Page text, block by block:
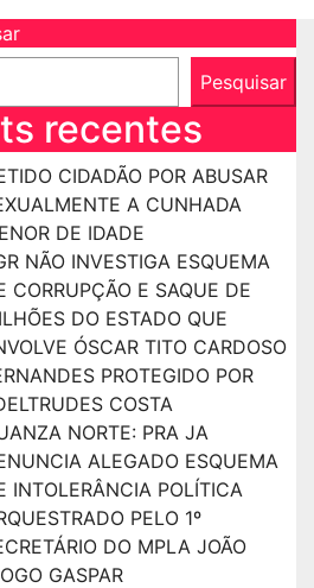
Pesquisar
recentes
CIDADÃO POR ABUSAR
A CUNHADA
DE IDADE
NÃO INVESTIGA ESQUEMA
CORRUPÇÃO E SAQUE DE
DO ESTADO QUE
ÓSCAR TITO CARDOSO
PROTEGIDO POR
COSTA
NORTE: PRA JA
ALEGADO ESQUEMA
INTOLERÂNCIA POLÍTICA
PELO 1º
DO MPLA JOÃO
GASPAR